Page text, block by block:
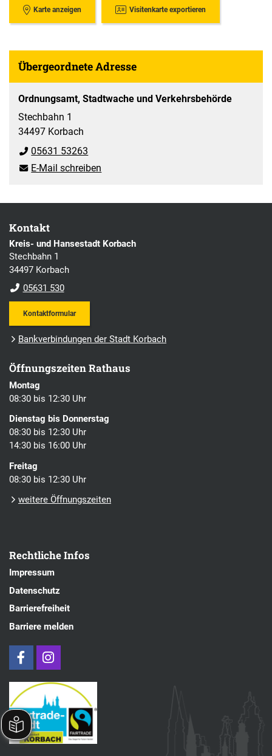
Karte anzeigen Visitenkarte exportieren
Übergeordnete Adresse
Ordnungsamt, Stadtwache und Verkehrsbehörde
Stechbahn 1
34497 Korbach
05631 53263
E-Mail schreiben
Kontakt
Kreis- und Hansestadt Korbach
Stechbahn 1
34497 Korbach
05631 530
Kontaktformular
Bankverbindungen der Stadt Korbach
Öffnungszeiten Rathaus
Montag
08:30 bis 12:30 Uhr
Dienstag bis Donnerstag
08:30 bis 12:30 Uhr
14:30 bis 16:00 Uhr
Freitag
08:30 bis 12:30 Uhr
weitere Öffnungszeiten
Rechtliche Infos
Impressum
Datenschutz
Barrierefreiheit
Barriere melden